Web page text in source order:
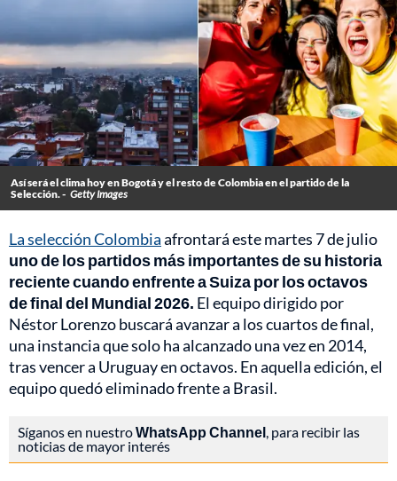
Así será el clima hoy en Bogotá y el resto de Colombia en el partido de la
Selección. - Getty Images
La selección Colombiaafrontará este martes 7 de julio
uno de los partidos más importantes de su historia
reciente cuando enfrente a Suiza por los octavos
de final del Mundial 2026. El equipo dirigido por
Néstor Lorenzo buscará avanzar a los cuartos de final,
una instancia que solo ha alcanzado una vez en 2014,
tras vencer a Uruguay en octavos. En aquella edición, el
equipo quedó eliminado frente a Brasil.
Síganos en nuestroWhatsApp Channel, para recibir las
noticias de mayor interés